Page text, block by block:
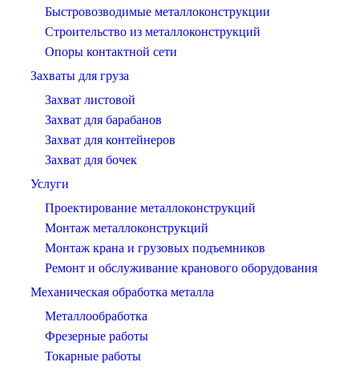
Быстровозводимые металлоконструкции
Строительство из металлоконструкций
Опоры контактной сети
Захваты для груза
Захват листовой
Захват для барабанов
Захват для контейнеров
Захват для бочек
Услуги
Проектирование металлоконструкций
Монтаж металлоконструкций
Монтаж крана и грузовых подъемников
Ремонт и обслуживание кранового оборудования
Механическая обработка металла
Металлообработка
Фрезерные работы
Токарные работы